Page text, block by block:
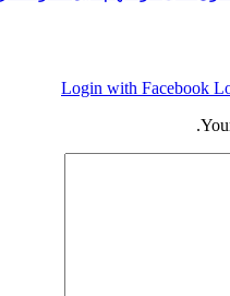
Login with Facebook